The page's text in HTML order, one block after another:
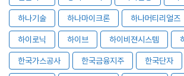
하나기술 하나마이크론 하나머티리얼즈
하이로닉 하이브 하이비젼시스템
한국가스공사 한국금융지주 한국단자